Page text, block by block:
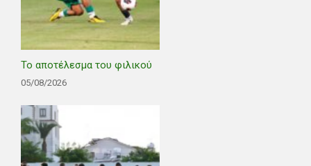
Το αποτέλεσμα του φιλικού
05/08/2026